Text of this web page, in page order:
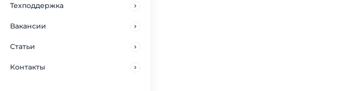
Техподдержка
Вакансии
Статьи
Контакты